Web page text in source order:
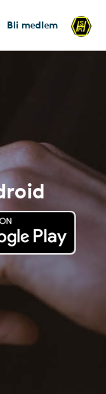
Bli medlem